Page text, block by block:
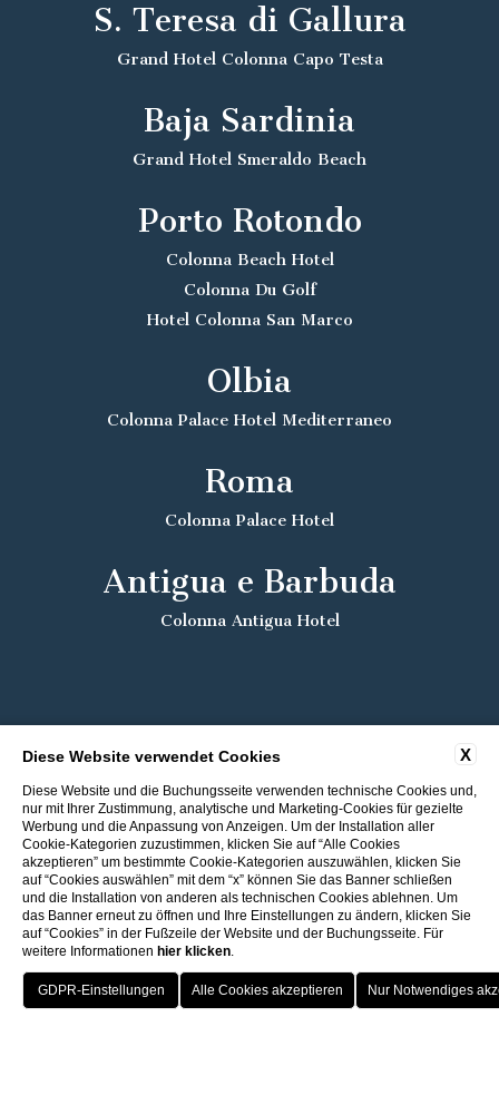
Rückkehr zu den ITI Hotels
Porto Cervo - Colonna Resort
S. Teresa di Gallura - Grand Hotel Colonna Capo Testa
Bester Preis
HOTEL OFFERTE VANTAGGI PRENOTA
S. Teresa di Gallura
Grand Hotel Colonna Capo Testa
Baja Sardinia
Grand Hotel Smeraldo Beach
Porto Rotondo
Colonna Beach Hotel
Colonna Du Golf
Hotel Colonna San Marco
Olbia
Colonna Palace Hotel Mediterraneo
Roma
Colonna Palace Hotel
Antigua e Barbuda
Colonna Antigua Hotel
X
Diese Website verwendet Cookies
Diese Website und die Buchungsseite verwenden technische Cookies und,
nur mit Ihrer Zustimmung, analytische und Marketing-Cookies für gezielte
Werbung und die Anpassung von Anzeigen. Um der Installation aller
Cookie-Kategorien zuzustimmen, klicken Sie auf “Alle Cookies
akzeptieren” um bestimmte Cookie-Kategorien auszuwählen, klicken Sie
auf “Cookies auswählen” mit dem “x” können Sie das Banner schließen
und die Installation von anderen als technischen Cookies ablehnen. Um
das Banner erneut zu öffnen und Ihre Einstellungen zu ändern, klicken Sie
auf “Cookies” in der Fußzeile der Website und der Buchungsseite. Für
weitere Informationen hier klicken.